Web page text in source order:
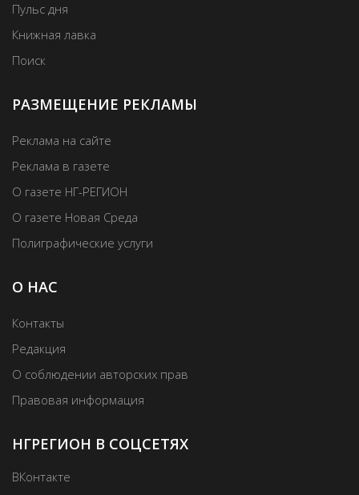
Пульс дня
Книжная лавка
Поиск
РАЗМЕЩЕНИЕ РЕКЛАМЫ
Реклама на сайте
Реклама в газете
О газете НГ-РЕГИОН
О газете Новая Среда
Полиграфические услуги
О НАС
Контакты
Редакция
О соблюдении авторских прав
Правовая информация
НГРЕГИОН В СОЦСЕТЯХ
ВКонтакте